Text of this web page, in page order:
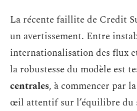
La récente faillite de Credit
un avertissement. Entre
internationalisation des flux
la robustesse du modèle est
centrales, à commencer par
œil attentif sur l’équilibre du